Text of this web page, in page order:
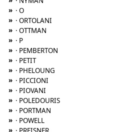
» · O
» · ORTOLANI
» · OTTMAN
» · P
» · PEMBERTON
» · PETIT
» · PHELOUNG
» · PICCIONI
» · PIOVANI
» · POLEDOURIS
» · PORTMAN
» · POWELL
»